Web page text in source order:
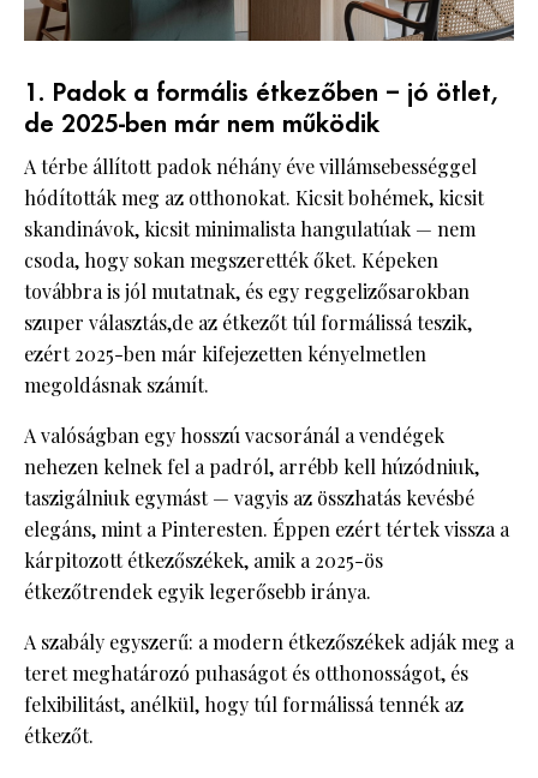
1. Padok a formális étkezőben – jó ötlet,
de 2025-ben már nem működik
A térbe állított padok néhány éve villámsebességgel
hódították meg az otthonokat. Kicsit bohémek, kicsit
skandinávok, kicsit minimalista hangulatúak — nem
csoda, hogy sokan megszerették őket. Képeken
továbbra is jól mutatnak, és egy reggelizősarokban
szuper választás,de az étkezőt túl formálissá teszik,
ezért 2025-ben már kifejezetten kényelmetlen
megoldásnak számít.
A valóságban egy hosszú vacsoránál a vendégek
nehezen kelnek fel a padról, arrébb kell húzódniuk,
taszigálniuk egymást — vagyis az összhatás kevésbé
elegáns, mint a Pinteresten. Éppen ezért tértek vissza a
kárpitozott étkezőszékek, amik a 2025-ös
étkezőtrendek egyik legerősebb iránya.
A szabály egyszerű: a modern étkezőszékek adják meg a
teret meghatározó puhaságot és otthonosságot, és
felxibilitást, anélkül, hogy túl formálissá tennék az
étkezőt.